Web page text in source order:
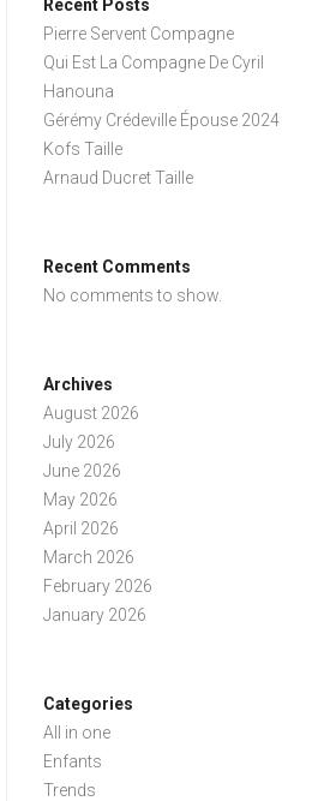
Recent Posts
Pierre Servent Compagne
Qui Est La Compagne De Cyril
Hanouna
Gérémy Crédeville Épouse 2024
Kofs Taille
Arnaud Ducret Taille
Recent Comments
No comments to show.
Archives
August 2026
July 2026
June 2026
May 2026
April 2026
March 2026
February 2026
January 2026
Categories
All in one
Enfants
Trends